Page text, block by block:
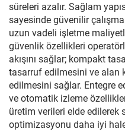
süreleri azalır. Sağlam
sayesinde güvenilir
uzun vadeli işletme
güvenlik özellikleri
akışını sağlar; kompakt
tasarruf edilmesini ve alan
edilmesini sağlar. Entegre
ve otomatik izleme
üretim verileri elde edilerek
optimizasyonu daha iyi